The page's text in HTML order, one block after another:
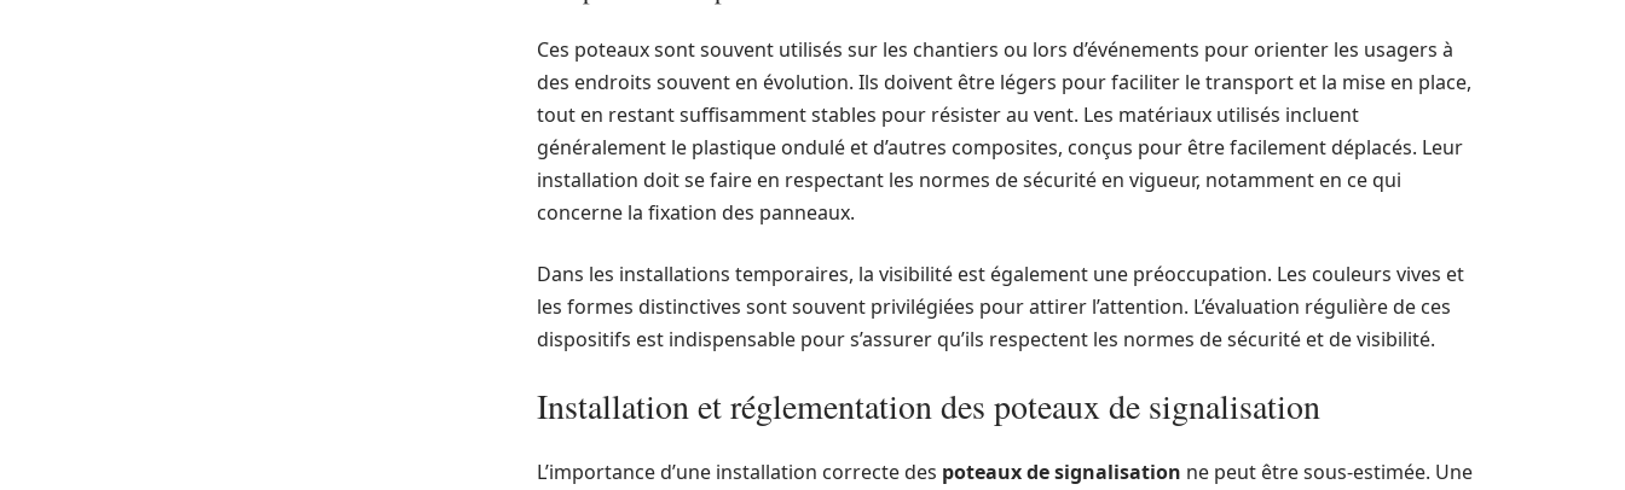
Ces poteaux sont souvent utilisés sur les chantiers ou lors d’événements pour orienter les usagers à
des endroits souvent en évolution. Ils doivent être légers pour faciliter le transport et la mise en place,
tout en restant suffisamment stables pour résister au vent. Les matériaux utilisés incluent
généralement le plastique ondulé et d’autres composites, conçus pour être facilement déplacés. Leur
installation doit se faire en respectant les normes de sécurité en vigueur, notamment en ce qui
concerne la fixation des panneaux.
Dans les installations temporaires, la visibilité est également une préoccupation. Les couleurs vives et
les formes distinctives sont souvent privilégiées pour attirer l’attention. L’évaluation régulière de ces
dispositifs est indispensable pour s’assurer qu’ils respectent les normes de sécurité et de visibilité.
Installation et réglementation des poteaux de signalisation
L’importance d’une installation correcte des poteaux de signalisation ne peut être sous-estimée. Une